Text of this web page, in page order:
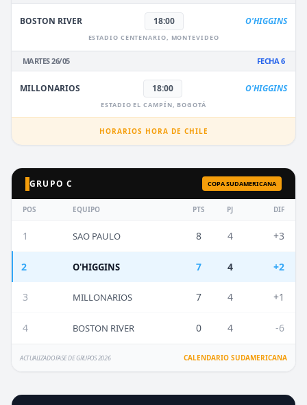
BOSTON RIVER 18:00 O'HIGGINS
ESTADIO CENTENARIO, MONTEVIDEO
MARTES 26/05 FECHA 6
MILLONARIOS 18:00 O'HIGGINS
ESTADIO EL CAMPÍN, BOGOTÁ
HORARIOS HORA DE CHILE
GRUPO C COPA SUDAMERICANA
POS EQUIPO PTS PJ DIF
1 SAO PAULO 8 4 +3
2 O'HIGGINS 7 4 +2
3 MILLONARIOS 7 4 +1
4 BOSTON RIVER 0 4 -6
ACTUALIZADO FASE DE GRUPOS 2026 CALENDARIO SUDAMERICANA